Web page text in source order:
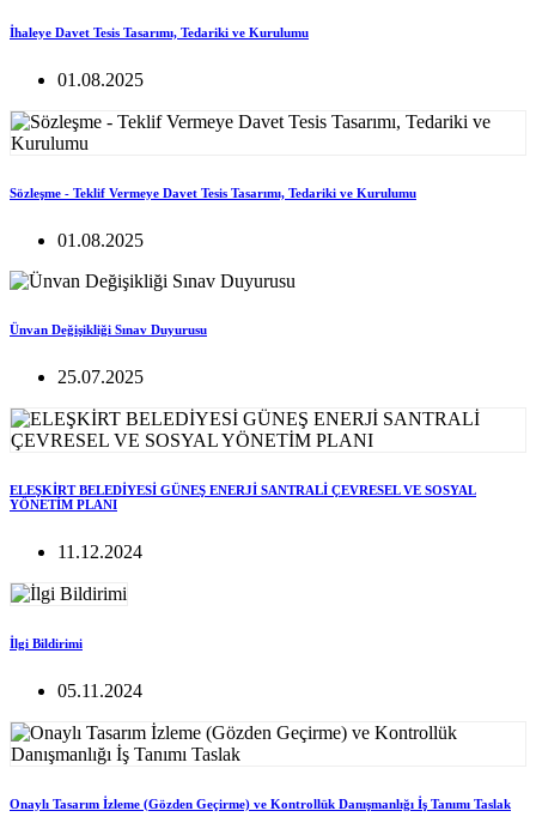
İhaleye Davet Tesis Tasarımı, Tedariki ve Kurulumu
01.08.2025
Sözleşme - Teklif Vermeye Davet Tesis Tasarımı, Tedariki ve Kurulumu
01.08.2025
Ünvan Değişikliği Sınav Duyurusu
25.07.2025
ELEŞKİRT BELEDİYESİ GÜNEŞ ENERJİ SANTRALİ ÇEVRESEL VE SOSYAL
YÖNETİM PLANI
11.12.2024
İlgi Bildirimi
05.11.2024
Onaylı Tasarım İzleme (Gözden Geçirme) ve Kontrollük Danışmanlığı İş Tanımı Taslak